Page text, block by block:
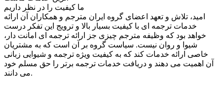
ما کیفیت را در نظر داریم
امید، تلاش و تعهد اعضای گروه ایران مترجم و همکاران آن ارائه
خدمات ترجمه ای با کیفیت بسیار بالا و ترویج این تفکر درست
خواهد بود که وظیفه مترجم چیزی جز ارائه ترجمه ای امانت دار،
شیوا و روان نیست. سیاست گروه بر آن است که به مشتریان
خاصی ارائه خدمات کند که به کیفیت ویژه ترجمه و شیوایی زبانی
آن اهمیت می دهند و دریافت خدمات ترجمه برتر را حق مسلم خود
می دانند.